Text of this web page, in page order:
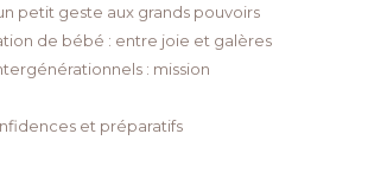
petit geste aux grands pouvoirs
de bébé : entre joie et galères
: mission
et préparatifs